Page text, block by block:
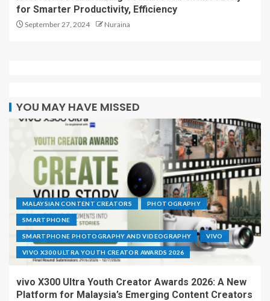
for Smarter Productivity, Efficiency
September 27, 2024 Nuraina
YOU MAY HAVE MISSED
MALAYSIAN CONTENT CREATORS PHOTOGRAPHY
SMARTPHONE
SMARTPHONE PHOTOGRAPHY AND VIDEOGRAPHY VIVO
VIVO X300 ULTRA YOUTH CREATOR AWARDS 2026
vivo X300 Ultra Youth Creator Awards 2026: A New
Platform for Malaysia’s Emerging Content Creators